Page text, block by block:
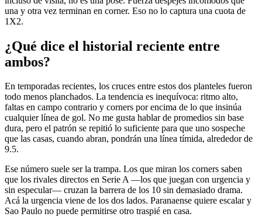
una y otra vez terminan en corner. Eso no lo captura una cuota de
1X2.
¿Qué dice el historial reciente entre
ambos?
En temporadas recientes, los cruces entre estos dos planteles fueron
todo menos planchados. La tendencia es inequívoca: ritmo alto,
faltas en campo contrario y corners por encima de lo que insinúa
cualquier línea de gol. No me gusta hablar de promedios sin base
dura, pero el patrón se repitió lo suficiente para que uno sospeche
que las casas, cuando abran, pondrán una línea tímida, alrededor de
9.5.
Ese número suele ser la trampa. Los que miran los corners saben
que los rivales directos en Serie A —los que juegan con urgencia y
sin especular— cruzan la barrera de los 10 sin demasiado drama.
Acá la urgencia viene de los dos lados. Paranaense quiere escalar y
Sao Paulo no puede permitirse otro traspié en casa.